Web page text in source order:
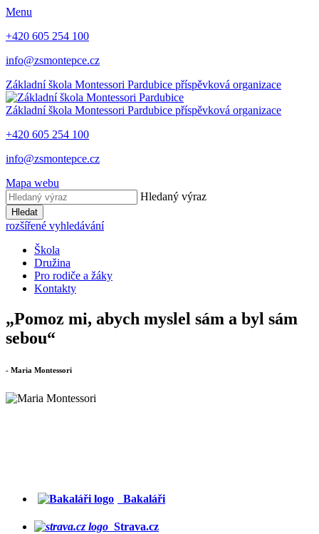
Menu
+420 605 254 100
info@zsmontepce.cz
Základní škola Montessori Pardubice příspěvková organizace
Základní škola Montessori Pardubice příspěvková organizace
+420 605 254 100
info@zsmontepce.cz
Mapa webu
Hledaný výraz
Hledat
rozšířené vyhledávání
Škola
Družina
Pro rodiče a žáky
Kontakty
„Pomoz mi, abych myslel sám a byl sám
sebou“
- Maria Montessori
Bakaláři
Strava.cz